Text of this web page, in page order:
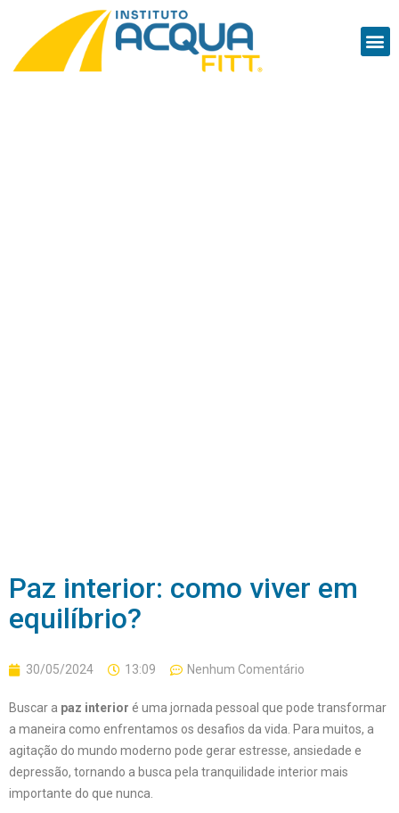
Paz interior: como viver em
equilíbrio?
30/05/2024 13:09 Nenhum Comentário
Buscar a paz interior é uma jornada pessoal que pode transformar
a maneira como enfrentamos os desafios da vida. Para muitos, a
agitação do mundo moderno pode gerar estresse, ansiedade e
depressão, tornando a busca pela tranquilidade interior mais
importante do que nunca.